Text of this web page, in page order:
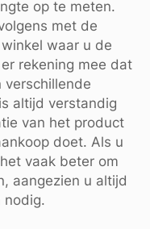
op te meten.
met de
waar u de
rekening mee dat
verschillende
altijd verstandig
van het product
doet. Als u
vaak beter om
aangezien u altijd
nodig.